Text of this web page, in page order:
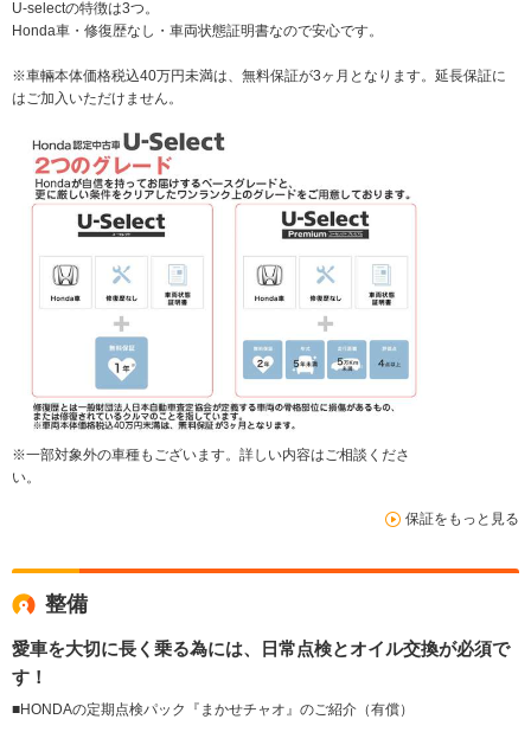
U-selectの特徴は3つ。
Honda車・修復歴なし・車両状態証明書なので安心です。
※車輛本体価格税込40万円未満は、無料保証が3ヶ月となります。延長保証に
はご加入いただけません。
※一部対象外の車種もございます。詳しい内容はご相談くださ
い。
保証をもっと見る
整備
愛車を大切に長く乗る為には、日常点検とオイル交換が必須で
す！
■HONDAの定期点検パック『まかせチャオ』のご紹介（有償）